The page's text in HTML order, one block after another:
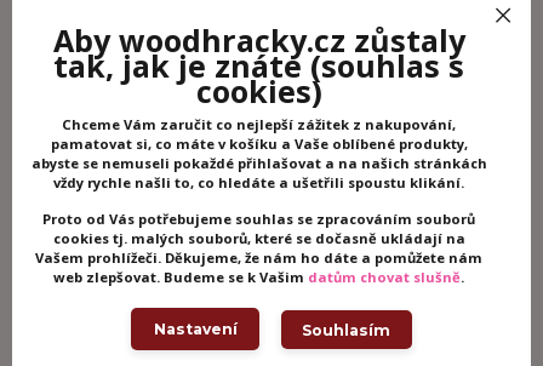
125 Kč/ks
Skladem -
odesíláme ihned
Přidat do košíku
125 Kč
Aby woodhracky.cz zůstaly
tak, jak je znáte(souhlas s
cookies)
Chceme Vám zaručit co nejlepší zážitek z nakupování,
pamatovat si, co máte v košíku a Vaše oblíbené produkty,
abyste se nemuseli pokaždé přihlašovat a na našich stránkách
vždy rychle našli to, co hledáte a ušetřili spoustu klikání.
Proto od Vás potřebujeme souhlas se zpracováním souborů
cookies tj. malých souborů, které se dočasně ukládají na
Vašem prohlížeči. Děkujeme, že nám ho dáte a pomůžete nám
web zlepšovat. Budeme se k Vašim datům chovat slušně.
Nastavení Souhlasím